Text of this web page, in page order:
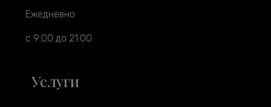
Ежедневно
с 9:00 до 21:00
Услуги